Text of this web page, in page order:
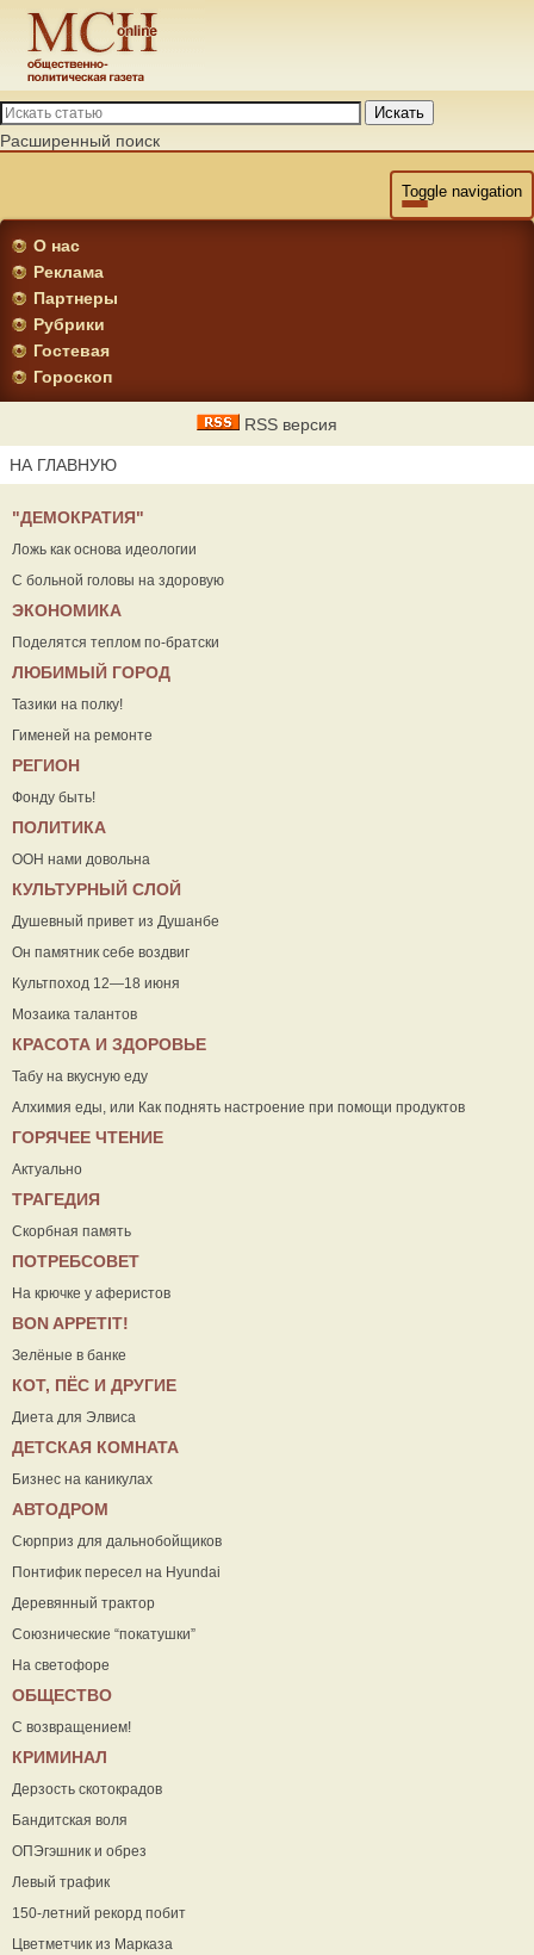
Искать
Расширенный поиск
Toggle navigation
О нас
Реклама
Партнеры
Рубрики
Гостевая
Гороскоп
RSS версия
НА ГЛАВНУЮ
"ДЕМОКРАТИЯ"
Ложь как основа идеологии
С больной головы на здоровую
ЭКОНОМИКА
Поделятся теплом по-братски
ЛЮБИМЫЙ ГОРОД
Тазики на полку!
Гименей на ремонте
РЕГИОН
Фонду быть!
ПОЛИТИКА
ООН нами довольна
КУЛЬТУРНЫЙ СЛОЙ
Душевный привет из Душанбе
Он памятник себе воздвиг
Культпоход 12—18 июня
Мозаика талантов
КРАСОТА И ЗДОРОВЬЕ
Табу на вкусную еду
Алхимия еды, или Как поднять настроение при помощи продуктов
ГОРЯЧЕЕ ЧТЕНИЕ
Актуально
ТРАГЕДИЯ
Скорбная память
ПОТРЕБСОВЕТ
На крючке у аферистов
ВON APPETIT!
Зелёные в банке
КОТ, ПЁС И ДРУГИЕ
Диета для Элвиса
ДЕТСКАЯ КОМНАТА
Бизнес на каникулах
АВТОДРОМ
Сюрприз для дальнобойщиков
Понтифик пересел на Hyundai
Деревянный трактор
Союзнические “покатушки”
На светофоре
ОБЩЕСТВО
С возвращением!
КРИМИНАЛ
Дерзость скотокрадов
Бандитская воля
ОПЭгэшник и обрез
Левый трафик
150-летний рекорд побит
Цветметчик из Марказа